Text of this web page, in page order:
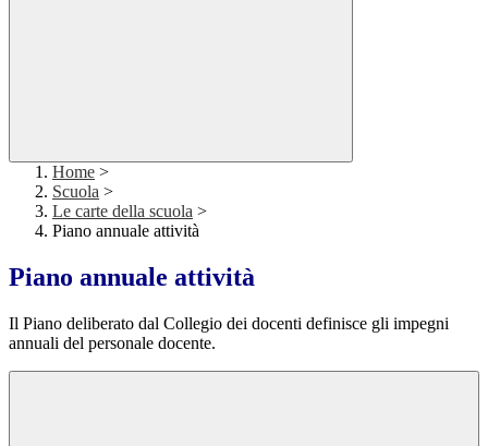
Home >
Scuola >
Le carte della scuola >
Piano annuale attività
Piano annuale attività
Il Piano deliberato dal Collegio dei docenti definisce gli impegni
annuali del personale docente.